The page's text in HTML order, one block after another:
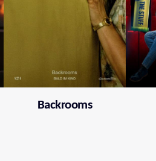
Backrooms